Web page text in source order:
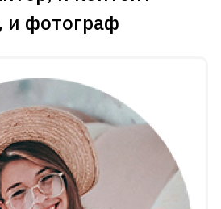
и фотограф